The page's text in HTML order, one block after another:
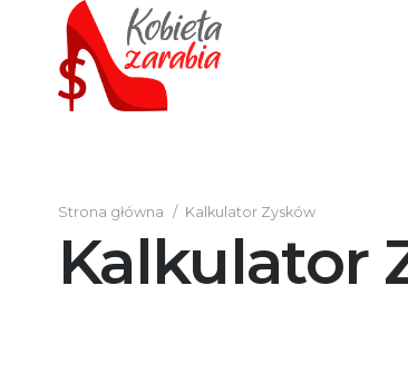
Strona główna / Kalkulator Zysków
Kalkulator